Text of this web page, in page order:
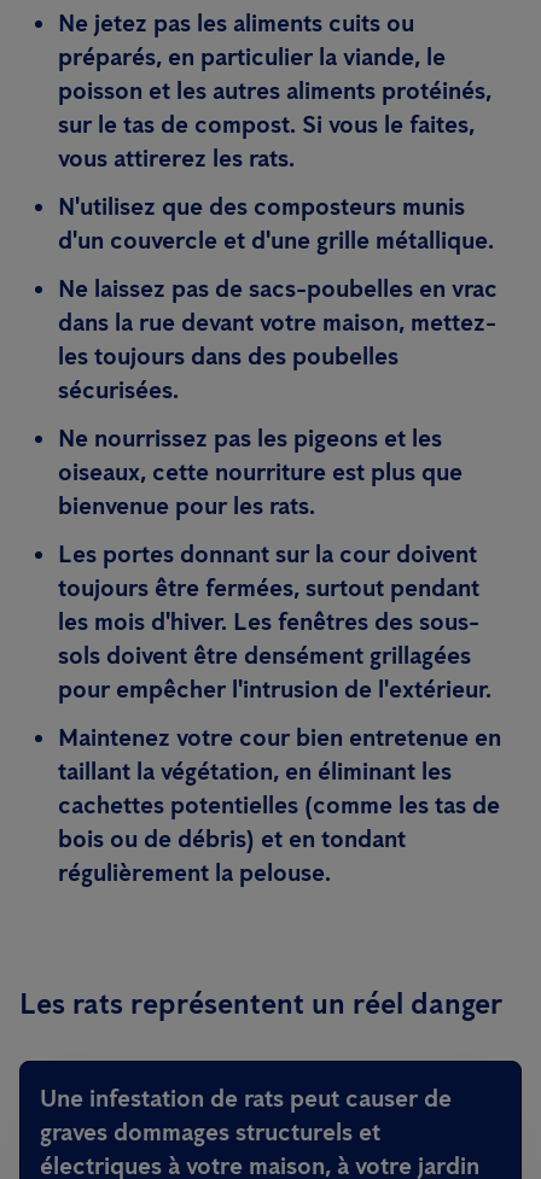
Ne jetez pas les aliments cuits ou
préparés, en particulier la viande, le
poisson et les autres aliments protéinés,
sur le tas de compost. Si vous le faites,
vous attirerez les rats.
N'utilisez que des composteurs munis
d'un couvercle et d'une grille métallique.
Ne laissez pas de sacs-poubelles en vrac
dans la rue devant votre maison, mettez-
les toujours dans des poubelles
sécurisées.
Ne nourrissez pas les pigeons et les
oiseaux, cette nourriture est plus que
bienvenue pour les rats.
Les portes donnant sur la cour doivent
toujours être fermées, surtout pendant
les mois d'hiver. Les fenêtres des sous-
sols doivent être densément grillagées
pour empêcher l'intrusion de l'extérieur.
Maintenez votre cour bien entretenue en
taillant la végétation, en éliminant les
cachettes potentielles (comme les tas de
bois ou de débris) et en tondant
régulièrement la pelouse.
Les rats représentent un réel danger
Une infestation de rats peut causer de
graves dommages structurels et
électriques à votre maison, à votre jardin